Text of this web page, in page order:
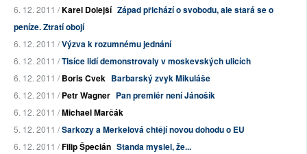
6. 12. 2011 /Karel Dolejší Západ přichází o svobodu, ale stará se o
peníze. Ztratí obojí
6. 12. 2011 /Výzva k rozumnému jednání
6. 12. 2011 /Tisíce lidí demonstrovaly v moskevských ulicích
6. 12. 2011 /Boris Cvek Barbarský zvyk Mikuláše
6. 12. 2011 /Petr Wagner Pan premiér není Jánošík
6. 12. 2011 /Michael Marčák
5. 12. 2011 /Sarkozy a Merkelová chtějí novou dohodu o EU
6. 12. 2011 /Filip Špecián Standa myslel, že...